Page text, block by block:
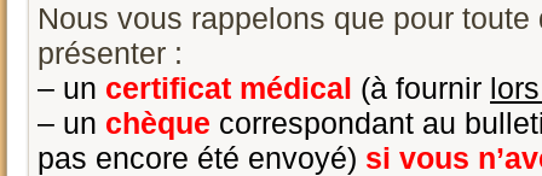
Nous vous rappelons que pour
présenter :
– un certificat médical (à fournir
– un chèque correspondant au
pas encore été envoyé) si vous